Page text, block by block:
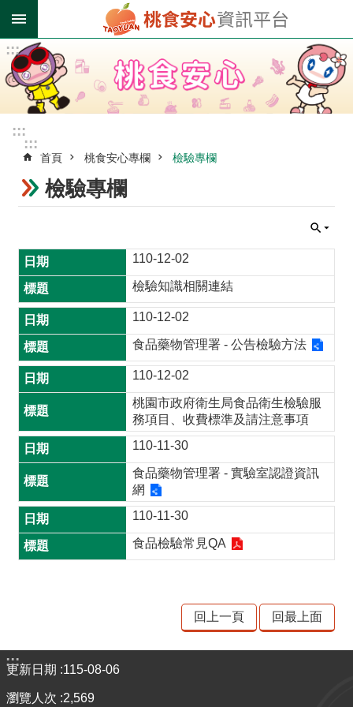
跳到主要內容區塊
進
階
搜
尋
業
者
登
區
受
影
油
品
專
區
消
食
區
食
:::
:::
:::
首頁 桃食安心專欄 檢驗專欄
檢驗專欄
110-12-02
檢驗知識相關連結
110-12-02
食品藥物管理署 - 公告檢驗方法
110-12-02
桃園市政府衛生局食品衛生檢驗服
務項目、收費標準及請注意事項
110-11-30
食品藥物管理署 - 實驗室認證資訊
網
110-11-30
食品檢驗常見QA
回上一頁 回最上面
:::
更新日期 115-08-06
瀏覽人次 2,569